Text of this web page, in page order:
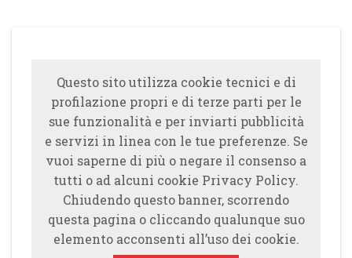
Questo sito utilizza cookie tecnici e di
profilazione propri e di terze parti per le
sue funzionalità e per inviarti pubblicità
e servizi in linea con le tue preferenze. Se
vuoi saperne di più o negare il consenso a
tutti o ad alcuni cookie Privacy Policy.
Chiudendo questo banner, scorrendo
questa pagina o cliccando qualunque suo
elemento acconsenti all’uso dei cookie.